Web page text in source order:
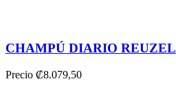
CHAMPÚ DIARIO REUZEL
Precio ₡8.079,50